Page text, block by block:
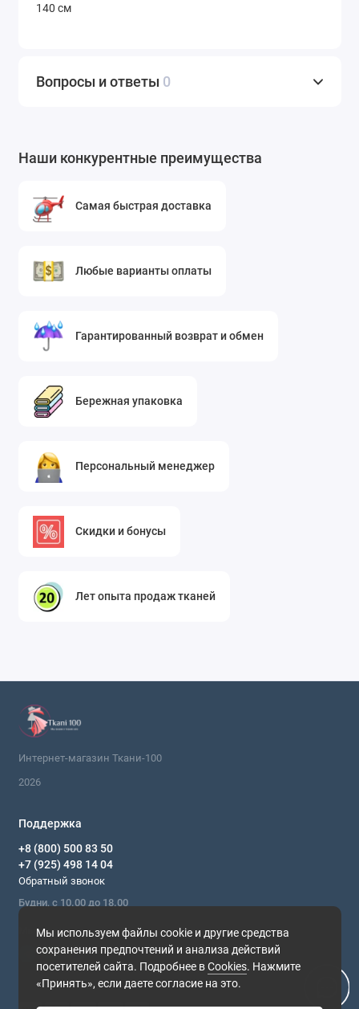
140 см
Вопросы и ответы 0
Наши конкурентные преимущества
Самая быстрая доставка
Любые варианты оплаты
Гарантированный возврат и обмен
Бережная упаковка
Персональный менеджер
Скидки и бонусы
Лет опыта продаж тканей
Мы используем файлы cookie и другие средства
сохранения предпочтений и анализа действий
посетителей сайта. Подробнее вCookies. Нажмите
«Принять», если даете согласие на это.
Интернет-магазин Ткани-100
2026
Поддержка
+8 (800) 500 83 50
+7 (925) 498 14 04
Обратный звонок
Будни, с 10.00 до 18.00
Мы в сети